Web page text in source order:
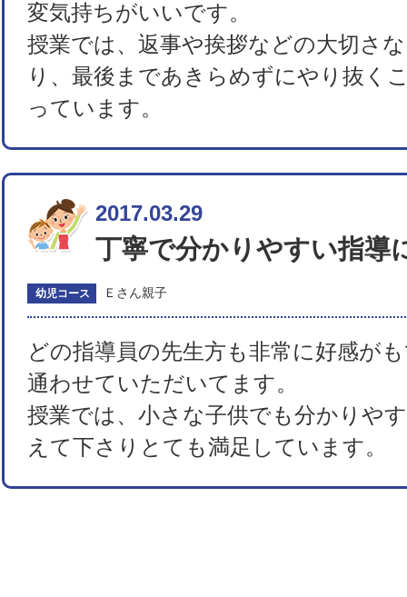
変気持ちがいいです。
授業では、返事や挨拶などの大切さ
り、最後まであきらめずにやり抜く
っています。
2017.03.29
丁寧で分かりやすい指導
幼児コース Ｅさん親子
どの指導員の先生方も非常に好感が
通わせていただいてます。
授業では、小さな子供でも分かりや
えて下さりとても満足しています。